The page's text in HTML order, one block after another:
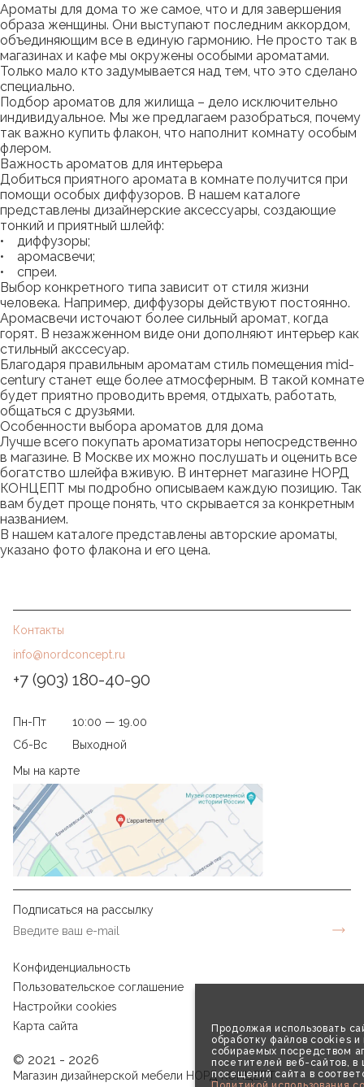
Продолжая использовать
обработку файлов cookies и
собираемых посредством
посетителей веб-сайтов, в
посещений сайта в
Ароматы для дома то же самое, что и для завершения
образа женщины. Они выступают последним аккордом,
объединяющим все в единую гармонию. Не просто так в
магазинах и кафе мы окружены особыми ароматами.
Только мало кто задумывается над тем, что это сделано
специально.
Подбор ароматов для жилища – дело исключительно
индивидуальное. Мы же предлагаем разобраться, почему
так важно купить флакон, что наполнит комнату особым
флером.
Важность ароматов для интерьера
Добиться приятного аромата в комнате получится при
помощи особых диффузоров. В нашем каталоге
представлены дизайнерские аксессуары, создающие
тонкий и приятный шлейф:
• диффузоры;
• аромасвечи;
• спреи.
Выбор конкретного типа зависит от стиля жизни
человека. Например, диффузоры действуют постоянно.
Аромасвечи источают более сильный аромат, когда
горят. В незажженном виде они дополняют интерьер как
стильный акссесуар.
Благодаря правильным ароматам стиль помещения mid-
century станет еще более атмосферным. В такой комнате
будет приятно проводить время, отдыхать, работать,
общаться с друзьями.
Особенности выбора ароматов для дома
Лучше всего покупать ароматизаторы непосредственно
в магазине. В Москве их можно послушать и оценить все
богатство шлейфа вживую. В интернет магазине НОРД
КОНЦЕПТ мы подробно описываем каждую позицию. Так
вам будет проще понять, что скрывается за конкретным
названием.
В нашем каталоге представлены авторские ароматы,
указано фото флакона и его цена.
Контакты
info@nordconcept.ru
+7 (903) 180-40-90
Пн-Пт
10:00 — 19.00
Сб-Вс
Выходной
Мы на карте
Подписаться на рассылку
Конфиденциальность
Пользовательское соглашение
Настройки cookies
Карта сайта
© 2021 - 2026
Магазин дизайнерской мебели НОРД КОНЦЕПТ